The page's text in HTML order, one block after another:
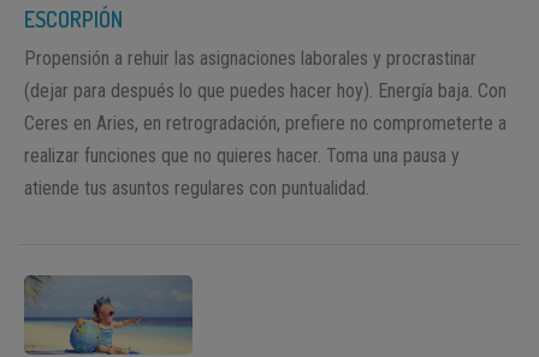
ESCORPIÓN
Propensión a rehuir las asignaciones laborales y procrastinar
(dejar para después lo que puedes hacer hoy). Energía baja. Con
Ceres en Aries, en retrogradación, prefiere no comprometerte a
realizar funciones que no quieres hacer. Toma una pausa y
atiende tus asuntos regulares con puntualidad.